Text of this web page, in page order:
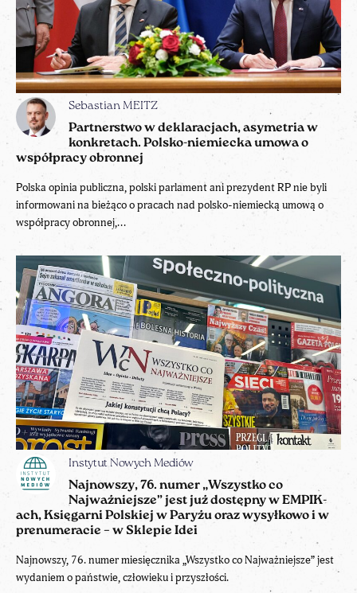
Sebastian MEITZ
Partnerstwo w deklaracjach, asymetria w
konkretach. Polsko-niemiecka umowa o
współpracy obronnej
Polska opinia publiczna, polski parlament ani prezydent RP nie byli
informowani na bieżąco o pracach nad polsko-niemiecką umową o
współpracy obronnej,...
Instytut Nowych Mediów
Najnowszy, 76. numer „Wszystko co
Najważniejsze” jest już dostępny w EMPIK-
ach, Księgarni Polskiej w Paryżu oraz wysyłkowo i w
prenumeracie – w Sklepie Idei
Najnowszy, 76. numer miesięcznika „Wszystko co Najważniejsze” jest
wydaniem o państwie, człowieku i przyszłości.